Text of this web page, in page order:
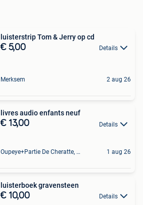
luisterstrip Tom & Jerry op cd
€ 5,00 Details
Merksem 2 aug 26
livres audio enfants neuf
€ 13,00 Details
Oupeye+Partie De Cheratte, Herstal Et Wandre 1 aug 26
luisterboek gravensteen
€ 10,00 Details